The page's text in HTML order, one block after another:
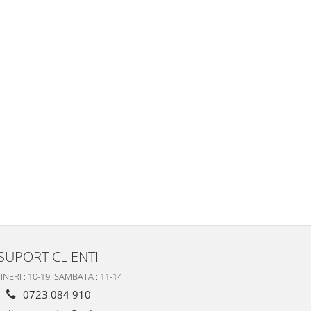
CLIENTI
: 10-19; SAMBATA : 11-14
0723 084 910